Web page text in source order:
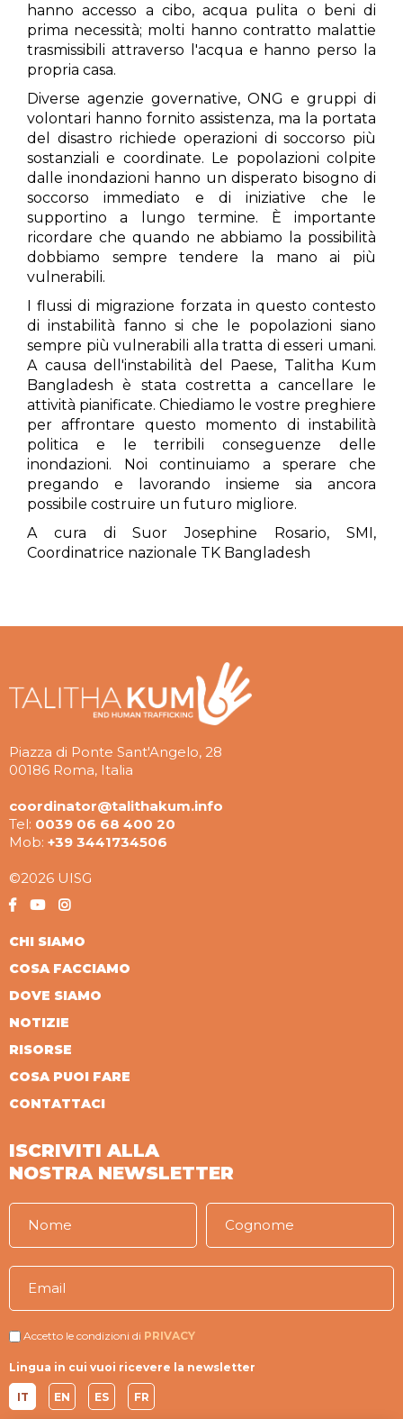
hanno accesso a cibo, acqua pulita o beni di
prima necessità; molti hanno contratto malattie
trasmissibili attraverso l'acqua e hanno perso la
propria casa.
Diverse agenzie governative, ONG e gruppi di
volontari hanno fornito assistenza, ma la portata
del disastro richiede operazioni di soccorso più
sostanziali e coordinate. Le popolazioni colpite
dalle inondazioni hanno un disperato bisogno di
soccorso immediato e di iniziative che le
supportino a lungo termine. È importante
ricordare che quando ne abbiamo la possibilità
dobbiamo sempre tendere la mano ai più
vulnerabili.
I ⁠flussi di migrazione forzata in questo contesto
di instabilità fanno si che le popolazioni siano
sempre più vulnerabili alla tratta di esseri umani.
A causa dell'instabilità del Paese, Talitha Kum
Bangladesh è stata costretta a cancellare le
attività pianificate. Chiediamo le vostre preghiere
per affrontare questo momento di instabilità
politica e le terribili conseguenze delle
inondazioni. Noi continuiamo a sperare che
pregando e lavorando insieme sia ancora
possibile costruire un futuro migliore.
A cura di Suor Josephine Rosario, SMI,
Coordinatrice nazionale TK Bangladesh
Piazza di Ponte Sant'Angelo, 28
00186 Roma, Italia
coordinator@talithakum.info
Tel: 0039 06 68 400 20
Mob: +39 3441734506
©2026 UISG
CHI SIAMO
COSA FACCIAMO
DOVE SIAMO
NOTIZIE
RISORSE
COSA PUOI FARE
CONTATTACI
ISCRIVITI ALLA
NOSTRA NEWSLETTER
Accetto le condizioni di PRIVACY
Lingua in cui vuoi ricevere la newsletter
IT EN ES FR